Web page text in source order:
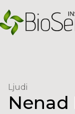
Ljudi
Nenad